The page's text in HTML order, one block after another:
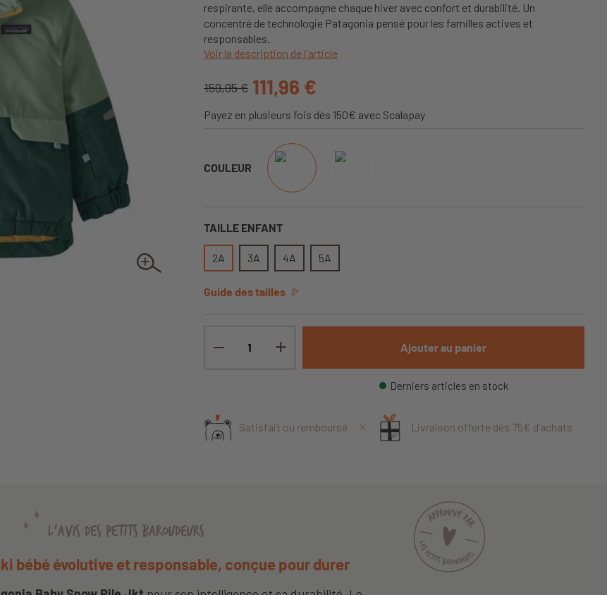
respirante, elle accompagne chaque hiver avec confort et durabilité. Un
concentré de technologie Patagonia pensé pour les familles actives et
responsables.
Voir la description de l'article
159,95 € 111,96 €
Payez en plusieurs fois dès 150€ avec Scalapay
COULEUR
TAILLE ENFANT
2A 3A 4A 5A
Guide des tailles
Ajouter au panier
Derniers articles en stock
Satisfait ou remboursé Livraison offerte dès 75€ d’achats
L'AVIS DES PETITS BAROUDEURS
bébé évolutive et responsable, conçue pour durer